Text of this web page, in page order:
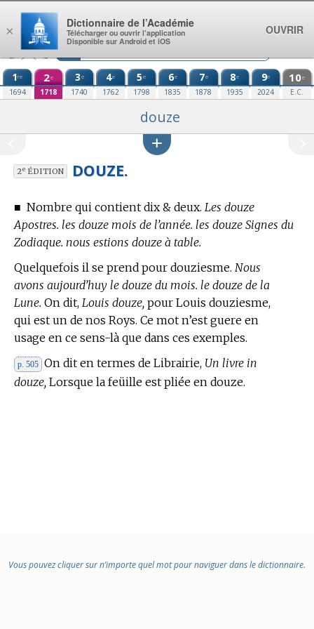
Aller au contenu
1re
1694
2e
1718
3e
1740
4e
1762
5e
1798
6e
1835
7e
1878
8e
1935
9e
2024
10e
E.C.
douze
2eÉDITION DOUZE.
■ Nombre qui contient dix & deux. Les douze
Apostres. les douze mois de l’année. les douze Signes du
Zodiaque. nous estions douze à table.
Quelquefois il se prend pour douziesme. Nous
avons aujourd’huy le douze du mois. le douze de la
Lune. On dit, Louis douze, pour Louis douziesme,
qui est un de nos Roys. Ce mot n’est guere en
usage en ce sens-là que dans ces exemples.
p. 505 On dit en termes de Librairie, Un livre in
douze, Lorsque la feüille est pliée en douze.
Vous pouvez cliquer sur n’importe quel mot pour naviguer dans le dictionnaire.
×
Dictionnaire de l’Académie
Télécharger ou ouvrir l’application
Disponible sur Android et iOS
OUVRIR